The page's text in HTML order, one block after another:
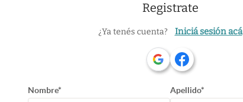
Registrate
¿Ya tenés cuenta? Iniciá sesión acá
Nombre* Apellido*